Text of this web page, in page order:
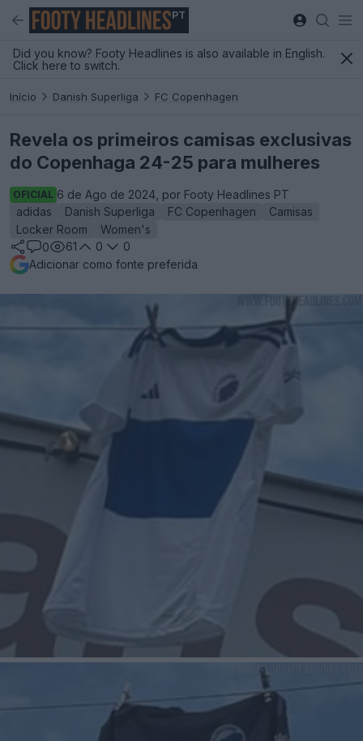
PT
Did you know? Footy Headlines is also available in English.
Click here to switch.
Início Danish Superliga FC Copenhagen
Revela os primeiros camisas exclusivas
do Copenhaga 24-25 para mulheres
OFICIAL 6 de Ago de 2024, por Footy Headlines PT
adidas
Danish Superliga FC Copenhagen
Camisas
Locker Room
Women's
0
61 0
0
Adicionar como fonte preferida